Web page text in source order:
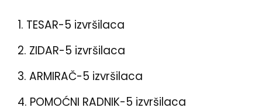
1. TESAR-5 izvršilaca
2. ZIDAR-5 izvršilaca
3. ARMIRAČ-5 izvršilaca
4. POMOĆNI RADNIK-5 izvršilaca